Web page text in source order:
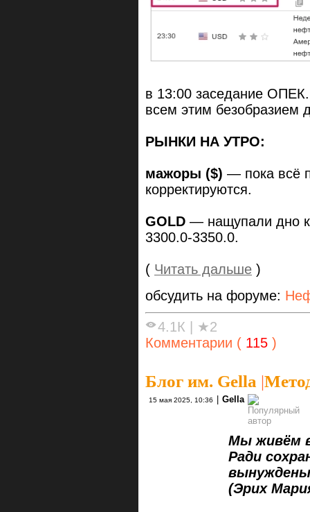
в 13:00 заседание
всем этим безобразием
РЫНКИ НА УТРО:
мажоры ($) — пока всё
корректируются.
GOLD — нащупали дно
3300.0-3350.0.
( Читать дальше )
обсудить на форуме:
4.1К
★2
Комментарии ( 115 )
Блог им. Gella |
15 мая 2025, 10:36 Gella
Мы живём в
Ради
вынуждены
(Эрих Мария